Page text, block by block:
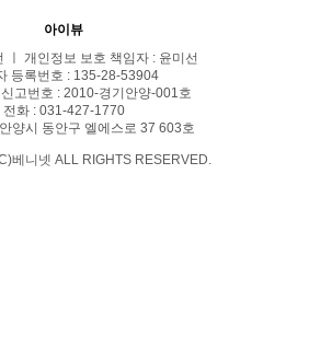
아이뷰
ㅣ 개인정보 보호 책임자 : 윤미선
등록번호 : 135-28-53904
고번호 : 2010-경기안양-001호
전화 : 031-427-1770
양시 동안구 엘에스로 37 603호
베니넷 ALL RIGHTS RESERVED.